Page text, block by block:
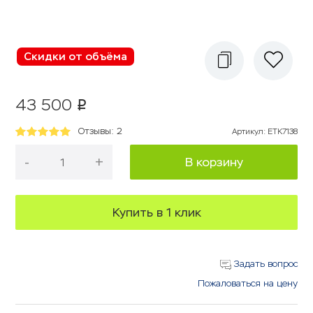
Скидки от объёма
43 500 p
Отзывы: 2 Артикул: ETK7138
- + В корзину
Купить в 1 клик
Задать вопрос
Пожаловаться на цену